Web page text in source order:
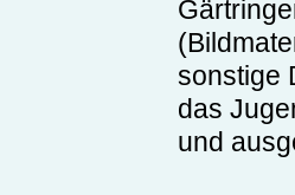
sonstige
das
und